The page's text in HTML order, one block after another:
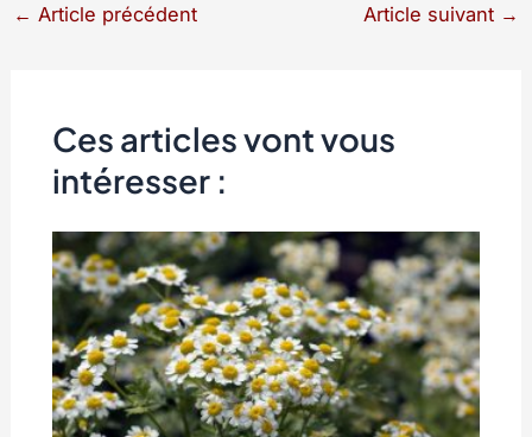
← Article précédent Article suivant →
Ces articles vont vous
intéresser :